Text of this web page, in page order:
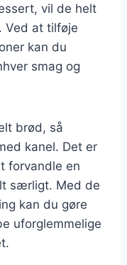
vil de helt
Ved at tilføje
kan du
smag og
brød, så
kanel. Det er
forvandle en
særligt. Med de
kan du gøre
uforglemmelige